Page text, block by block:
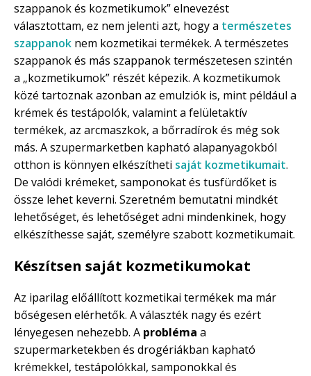
szappanok és kozmetikumok” elnevezést
választottam, ez nem jelenti azt, hogy a természetes
szappanok nem kozmetikai termékek. A természetes
szappanok és más szappanok természetesen szintén
a „kozmetikumok” részét képezik. A kozmetikumok
közé tartoznak azonban az emulziók is, mint például a
krémek és testápolók, valamint a felületaktív
termékek, az arcmaszkok, a bőrradírok és még sok
más. A szupermarketben kapható alapanyagokból
otthon is könnyen elkészítheti saját kozmetikumait.
De valódi krémeket, samponokat és tusfürdőket is
össze lehet keverni. Szeretném bemutatni mindkét
lehetőséget, és lehetőséget adni mindenkinek, hogy
elkészíthesse saját, személyre szabott kozmetikumait.
Készítsen saját kozmetikumokat
Az iparilag előállított kozmetikai termékek ma már
bőségesen elérhetők. A választék nagy és ezért
lényegesen nehezebb. A probléma a
szupermarketekben és drogériákban kapható
krémekkel, testápolókkal, samponokkal és